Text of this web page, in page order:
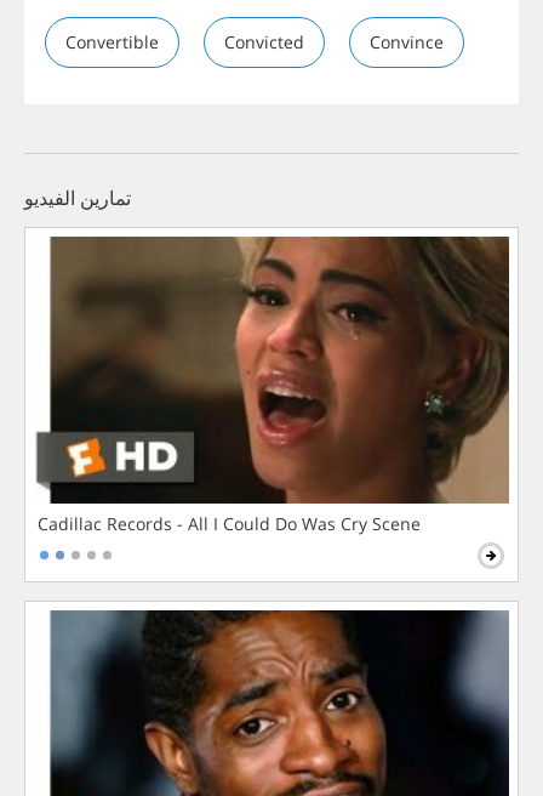
Convertible Convicted Convince
تمارين الفيديو
Cadillac Records - All I Could Do Was Cry Scene